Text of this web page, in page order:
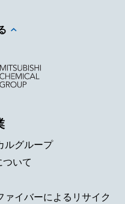
ルグループ
ついて
ァイバーによるリサイク